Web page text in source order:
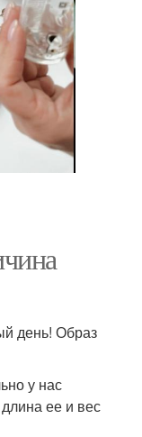
день! Образ
у нас
ее и вес